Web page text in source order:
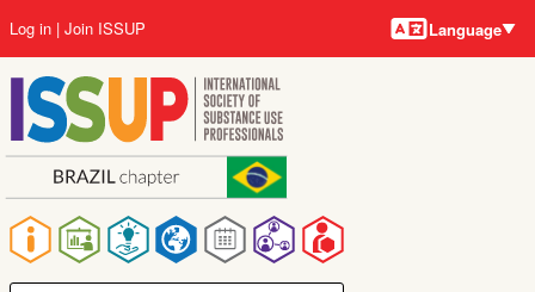
to
main
content
Main
navigation
User
account
menu
Log in Join ISSUP Language